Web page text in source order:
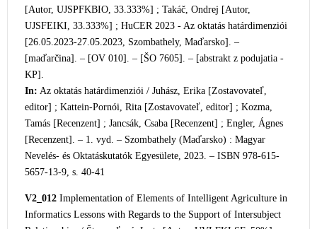
[Autor, UJSPFKBIO, 33.333%] ; Takáč, Ondrej [Autor,
UJSFEIKI, 33.333%] ; HuCER 2023 - Az oktatás határdimenziói
[26.05.2023-27.05.2023, Szombathely, Maďarsko]. –
[maďarčina]. – [OV 010]. – [ŠO 7605]. – [abstrakt z podujatia -
KP].
In: Az oktatás határdimenziói / Juhász, Erika [Zostavovateľ,
editor] ; Kattein-Pornói, Rita [Zostavovateľ, editor] ; Kozma,
Tamás [Recenzent] ; Jancsák, Csaba [Recenzent] ; Engler, Ágnes
[Recenzent]. – 1. vyd. – Szombathely (Maďarsko) : Magyar
Nevelés- és Oktatáskutatók Egyesülete, 2023. – ISBN 978-615-
5657-13-9, s. 40-41
V2_012 Implementation of Elements of Intelligent Agriculture in
Informatics Lessons with Regards to the Support of Intersubject